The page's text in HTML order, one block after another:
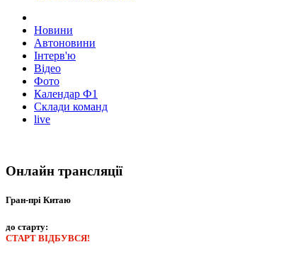
Новини
Автоновини
Інтерв'ю
Відео
Фото
Календар Ф1
Склади команд
live
Онлайн трансляції
Гран-прі Китаю
до старту:
СТАРТ ВІДБУВСЯ!